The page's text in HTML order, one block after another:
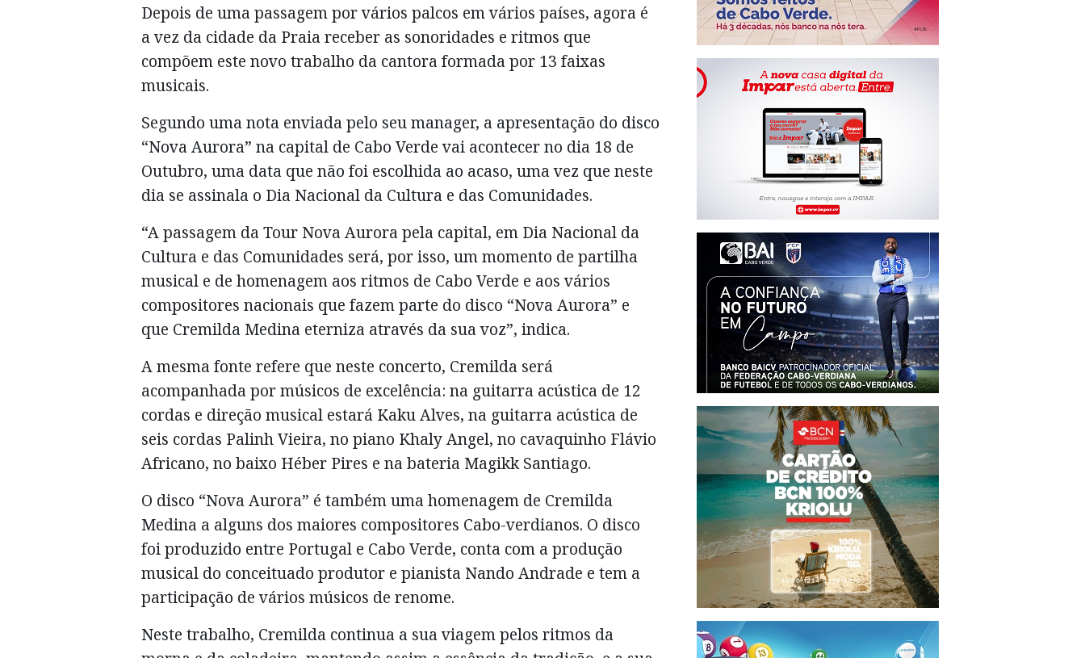
Depois de uma passagem por vários palcos em vários países, agora é
a vez da cidade da Praia receber as sonoridades e ritmos que
compõem este novo trabalho da cantora formada por 13 faixas
musicais.
Segundo uma nota enviada pelo seu manager, a apresentação do disco
“Nova Aurora” na capital de Cabo Verde vai acontecer no dia 18 de
Outubro, uma data que não foi escolhida ao acaso, uma vez que neste
dia se assinala o Dia Nacional da Cultura e das Comunidades.
“A passagem da Tour Nova Aurora pela capital, em Dia Nacional da
Cultura e das Comunidades será, por isso, um momento de partilha
musical e de homenagem aos ritmos de Cabo Verde e aos vários
compositores nacionais que fazem parte do disco “Nova Aurora” e
que Cremilda Medina eterniza através da sua voz”, indica.
A mesma fonte refere que neste concerto, Cremilda será
acompanhada por músicos de excelência: na guitarra acústica de 12
cordas e direção musical estará Kaku Alves, na guitarra acústica de
seis cordas Palinh Vieira, no piano Khaly Angel, no cavaquinho Flávio
Africano, no baixo Héber Pires e na bateria Magikk Santiago.
O disco “Nova Aurora” é também uma homenagem de Cremilda
Medina a alguns dos maiores compositores Cabo-verdianos. O disco
foi produzido entre Portugal e Cabo Verde, conta com a produção
musical do conceituado produtor e pianista Nando Andrade e tem a
participação de vários músicos de renome.
Neste trabalho, Cremilda continua a sua viagem pelos ritmos da